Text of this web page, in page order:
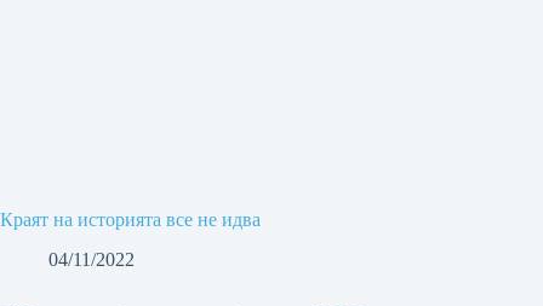
Краят на историята все не идва
04/11/2022